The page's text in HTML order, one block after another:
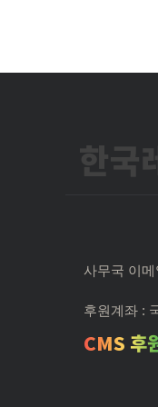
한국
사무국 이
후원계좌 :
CMS 후